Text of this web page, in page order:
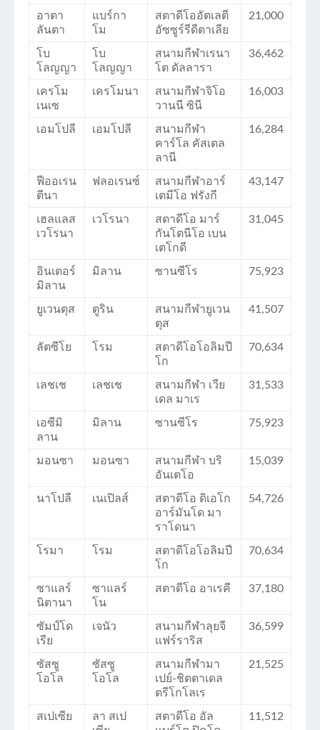
อาตา
ลันตา
แบร์กา
โม
สตาดีโออัตเลตี
อัซซูร์รีดีตาเลีย
21,000
โบ
โลญญา
โบ
โลญญา
สนามกีฬาเรนา
โต ดัลลารา
36,462
เครโม
เนเซ
เครโมนา
สนามกีฬาจิโอ
วานนี ซินี
16,003
เอมโปลี เอมโปลี
สนามกีฬา
คาร์โล คัสเตล
ลานี
16,284
ฟีออเรน
ตีนา
ฟลอเรนซ์
สนามกีฬาอาร์
เตมีโอ ฟรังกี
43,147
เฮลแลส
เวโรนา
เวโรนา
สตาดีโอ มาร์
กันโตนีโอ เบน
เตโกดี
31,045
อินเตอร์
มิลาน
มิลาน ซานซีโร 75,923
ยูเวนตุส ตูริน
สนามกีฬายูเวน
ตุส
41,507
ลัตซีโย โรม
สตาดีโอโอลิมปี
โก
70,634
เลชเช เลชเช
สนามกีฬา เวีย
เดล มาเร
31,533
เอซีมิ
ลาน
มิลาน ซานซีโร 75,923
มอนซา มอนซา
สนามกีฬา บริ
อันเตโอ
15,039
นาโปลี เนเปิลส์
สตาดีโอ ดิเอโก
อาร์มันโด มา
ราโดนา
54,726
โรมา โรม
สตาดีโอโอลิมปี
โก
70,634
ซาแลร์
นิตานา
ซาแลร์
โน
สตาดีโอ อาเรคี 37,180
ซัมป์โด
เรีย
เจนัว
สนามกีฬาลุยจี
แฟร์ราริส
36,599
ซัสซู
โอโล
ซัสซู
โอโล
สนามกีฬามา
เปย์-ชิตตาเดล
ตรีโกโลเร
21,525
สเปเซีย
ลา สเป
สตาดีโอ อัล
11,512